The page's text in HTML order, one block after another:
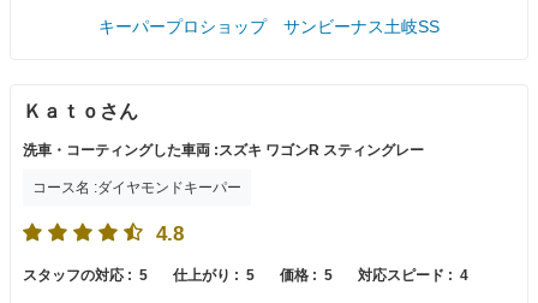
キーパープロショップ サンビーナス土岐SS
Ｋａｔｏさん
洗車・コーティングした車両 :スズキ ワゴンR スティングレー
コース名 :ダイヤモンドキーパー
4.8
スタッフの対応 : 5 仕上がり : 5 価格 : 5 対応スピード : 4